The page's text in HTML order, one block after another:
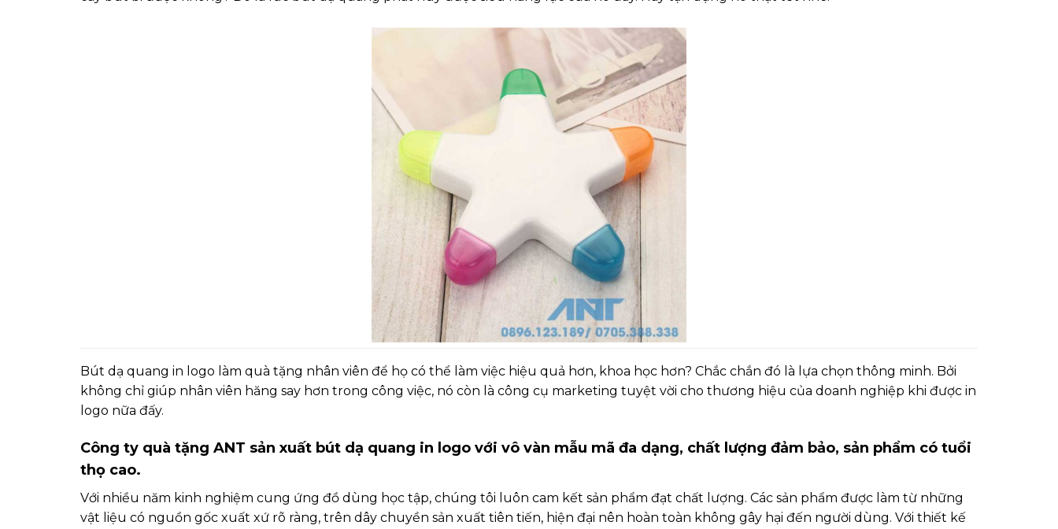
Bút dạ quang in logo làm quà tặng nhân viên để họ có thể làm việc hiệu quả hơn, khoa học hơn? Chắc chắn đó là lựa chọn thông minh. Bởi
không chỉ giúp nhân viên hăng say hơn trong công việc, nó còn là công cụ marketing tuyệt vời cho thương hiệu của doanh nghiệp khi được in
logo nữa đấy.
Công ty quà tặng ANT sản xuất bút dạ quang in logo với vô vàn mẫu mã đa dạng, chất lượng đảm bảo, sản phẩm có tuổi
thọ cao.
Với nhiều năm kinh nghiệm cung ứng đồ dùng học tập, chúng tôi luôn cam kết sản phẩm đạt chất lượng. Các sản phẩm được làm từ những
vật liệu có nguồn gốc xuất xứ rõ ràng, trên dây chuyền sản xuất tiên tiến, hiện đại nên hoàn toàn không gây hại đến người dùng. Với thiết kế